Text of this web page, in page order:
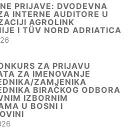
PRIJAVE: DVODEVNA
INTERNE AUDITORE U
AGROLINK
I TÜV NORD ADRIATICA
ZA PRIJAVU
ZA IMENOVANJE
ZAMJENIKA
BIRAČKOG ODBORA
IZBORNIM
U BOSNI I